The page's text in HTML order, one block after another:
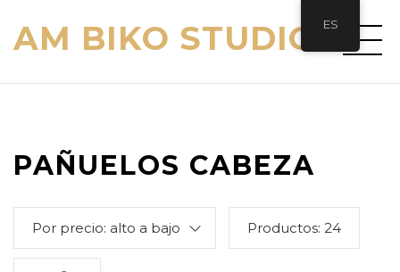
AM BIKO STUDIO
PAÑUELOS CABEZA
Por precio: alto a bajo Productos: 24
ES